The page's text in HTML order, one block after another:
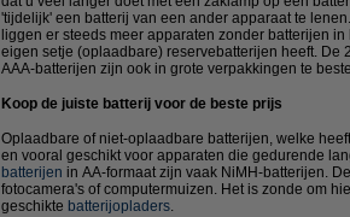
'tijdelijk' een batterij van een ander apparaat te
liggen er steeds meer apparaten zonder batterijen
eigen setje (oplaadbare) reservebatterijen heeft. De
AAA-batterijen zijn ook in grote verpakkingen te
Koop de juiste batterij voor de beste prijs
Oplaadbare of niet-oplaadbare batterijen, welke
en vooral geschikt voor apparaten die gedurende
batterijen in AA-formaat zijn vaak NiMH-batterijen.
fotocamera's of computermuizen. Het is zonde om
geschikte batterijopladers.